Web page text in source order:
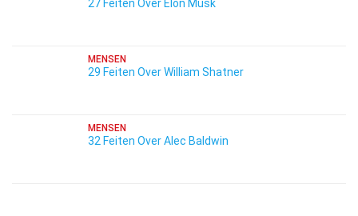
27 Feiten Over Elon Musk
MENSEN
29 Feiten Over William Shatner
MENSEN
32 Feiten Over Alec Baldwin